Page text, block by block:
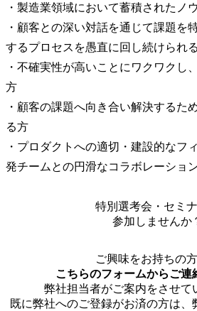
・製造業領域において蓄積されたノ
・顧客との深い対話を通じて課題を
するプロセスを愚直に回し続けられ
・不確実性が高いことにワクワクし
方
・顧客の課題へ向き合い解決するた
る方
・プロダクトへの適切・建設的なフ
発チームとの円滑なコラボレーショ
特別選考会・セミ
参加しませんか
ご興味をお持ちの方
こちらのフォームからご連
弊社担当者がご案内をさせて
既に弊社へのご登録がお済の方は、